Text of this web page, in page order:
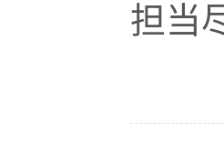
担当